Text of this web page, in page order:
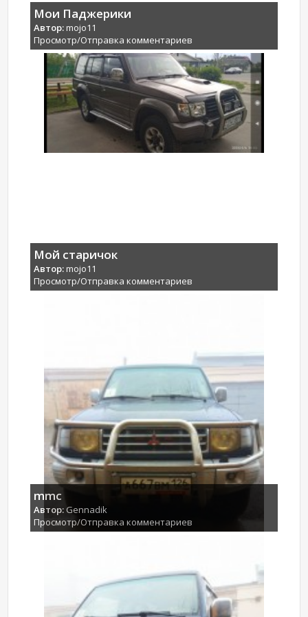
Мои Паджерики
Автор:mojo11
Просмотр/Отправка комментариев
Мой старичок
Автор:mojo11
Просмотр/Отправка комментариев
mmc
Автор:Gennadik
Просмотр/Отправка комментариев